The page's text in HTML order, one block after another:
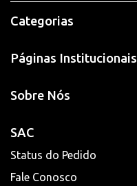
Categorias
Páginas Institucionais
Sobre Nós
SAC
Status do Pedido
Fale Conosco